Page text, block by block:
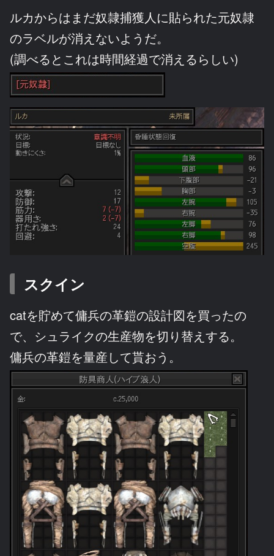
ルカからはまだ奴隷捕獲人に貼られた元奴隷
のラベルが消えないようだ。
(調べるとこれは時間経過で消えるらしい)
スクイン
catを貯めて傭兵の革鎧の設計図を買ったの
で、シュライクの生産物を切り替えする。
傭兵の革鎧を量産して貰おう。